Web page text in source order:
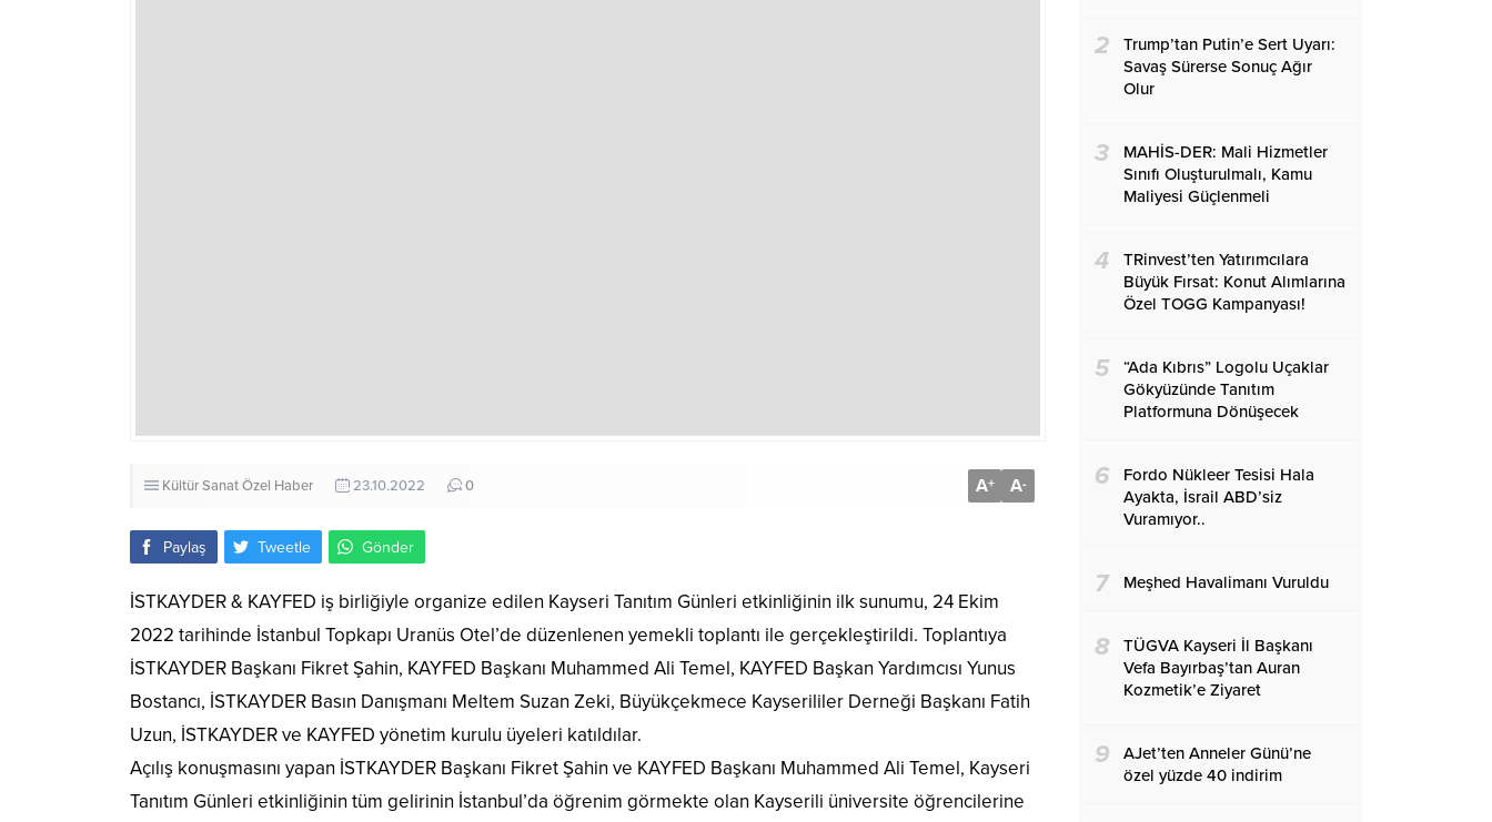
Kültür SanatÖzel Haber 23.10.2022 0 A+ A-
Paylaş Tweetle Gönder
İSTKAYDER & KAYFED iş birliğiyle organize edilen Kayseri Tanıtım Günleri etkinliğinin ilk sunumu, 24 Ekim
2022 tarihinde İstanbul Topkapı Uranüs Otel’de düzenlenen yemekli toplantı ile gerçekleştirildi. Toplantıya
İSTKAYDER Başkanı Fikret Şahin, KAYFED Başkanı Muhammed Ali Temel, KAYFED Başkan Yardımcısı Yunus
Bostancı, İSTKAYDER Basın Danışmanı Meltem Suzan Zeki, Büyükçekmece Kayserililer Derneği Başkanı Fatih
Uzun, İSTKAYDER ve KAYFED yönetim kurulu üyeleri katıldılar.
Açılış konuşmasını yapan İSTKAYDER Başkanı Fikret Şahin ve KAYFED Başkanı Muhammed Ali Temel, Kayseri
Tanıtım Günleri etkinliğinin tüm gelirinin İstanbul’da öğrenim görmekte olan Kayserili üniversite öğrencilerine
2
Trump’tan Putin’e Sert Uyarı:
Savaş Sürerse Sonuç Ağır
Olur
3
MAHİS-DER: Mali Hizmetler
Sınıfı Oluşturulmalı, Kamu
Maliyesi Güçlenmeli
4
TRinvest’ten Yatırımcılara
Büyük Fırsat: Konut Alımlarına
Özel TOGG Kampanyası!
5
“Ada Kıbrıs” Logolu Uçaklar
Gökyüzünde Tanıtım
Platformuna Dönüşecek
6
Fordo Nükleer Tesisi Hala
Ayakta, İsrail ABD’siz
Vuramıyor..
7 Meşhed Havalimanı Vuruldu
8
TÜGVA Kayseri İl Başkanı
Vefa Bayırbaş’tan Auran
Kozmetik’e Ziyaret
9
AJet’ten Anneler Günü’ne
özel yüzde 40 indirim